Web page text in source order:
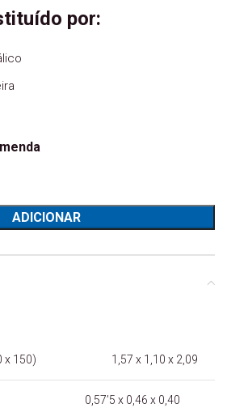
por:
Chiado melamina
ADICIONAR
200 x 150) 1,57 x 1,10 x 2,09
0,57’5 x 0,46 x 0,40